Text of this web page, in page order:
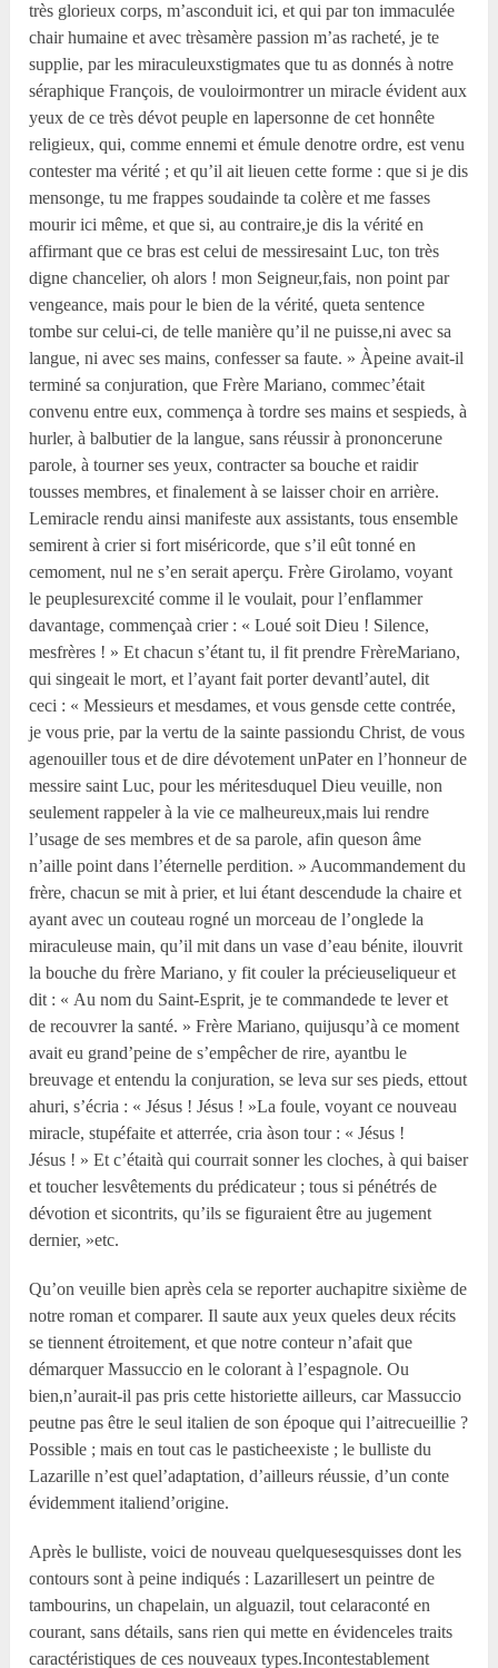
très glorieux corps, m’asconduit ici, et qui par ton immaculée
chair humaine et avec trèsamère passion m’as racheté, je te
supplie, par les miraculeuxstigmates que tu as donnés à notre
séraphique François, de vouloirmontrer un miracle évident aux
yeux de ce très dévot peuple en lapersonne de cet honnête
religieux, qui, comme ennemi et émule denotre ordre, est venu
contester ma vérité ; et qu’il ait lieuen cette forme : que si je dis
mensonge, tu me frappes soudainde ta colère et me fasses
mourir ici même, et que si, au contraire,je dis la vérité en
affirmant que ce bras est celui de messiresaint Luc, ton très
digne chancelier, oh alors ! mon Seigneur,fais, non point par
vengeance, mais pour le bien de la vérité, queta sentence
tombe sur celui-ci, de telle manière qu’il ne puisse,ni avec sa
langue, ni avec ses mains, confesser sa faute. » Àpeine avait-il
terminé sa conjuration, que Frère Mariano, commec’était
convenu entre eux, commença à tordre ses mains et sespieds, à
hurler, à balbutier de la langue, sans réussir à prononcerune
parole, à tourner ses yeux, contracter sa bouche et raidir
tousses membres, et finalement à se laisser choir en arrière.
Lemiracle rendu ainsi manifeste aux assistants, tous ensemble
semirent à crier si fort miséricorde, que s’il eût tonné en
cemoment, nul ne s’en serait aperçu. Frère Girolamo, voyant
le peuplesurexcité comme il le voulait, pour l’enflammer
davantage, commençaà crier : « Loué soit Dieu ! Silence,
mesfrères ! » Et chacun s’étant tu, il fit prendre FrèreMariano,
qui singeait le mort, et l’ayant fait porter devantl’autel, dit
ceci : « Messieurs et mesdames, et vous gensde cette contrée,
je vous prie, par la vertu de la sainte passiondu Christ, de vous
agenouiller tous et de dire dévotement unPater en l’honneur de
messire saint Luc, pour les méritesduquel Dieu veuille, non
seulement rappeler à la vie ce malheureux,mais lui rendre
l’usage de ses membres et de sa parole, afin queson âme
n’aille point dans l’éternelle perdition. » Aucommandement du
frère, chacun se mit à prier, et lui étant descendude la chaire et
ayant avec un couteau rogné un morceau de l’onglede la
miraculeuse main, qu’il mit dans un vase d’eau bénite, ilouvrit
la bouche du frère Mariano, y fit couler la précieuseliqueur et
dit : « Au nom du Saint-Esprit, je te commandede te lever et
de recouvrer la santé. » Frère Mariano, quijusqu’à ce moment
avait eu grand’peine de s’empêcher de rire, ayantbu le
breuvage et entendu la conjuration, se leva sur ses pieds, ettout
ahuri, s’écria : « Jésus ! Jésus ! »La foule, voyant ce nouveau
miracle, stupéfaite et atterrée, cria àson tour : « Jésus !
Jésus ! » Et c’étaità qui courrait sonner les cloches, à qui baiser
et toucher lesvêtements du prédicateur ; tous si pénétrés de
dévotion et sicontrits, qu’ils se figuraient être au jugement
dernier, »etc.
Qu’on veuille bien après cela se reporter auchapitre sixième de
notre roman et comparer. Il saute aux yeux queles deux récits
se tiennent étroitement, et que notre conteur n’afait que
démarquer Massuccio en le colorant à l’espagnole. Ou
bien,n’aurait-il pas pris cette historiette ailleurs, car Massuccio
peutne pas être le seul italien de son époque qui l’aitrecueillie ?
Possible ; mais en tout cas le pasticheexiste ; le bulliste du
Lazarille n’est quel’adaptation, d’ailleurs réussie, d’un conte
évidemment italiend’origine.
Après le bulliste, voici de nouveau quelquesesquisses dont les
contours sont à peine indiqués : Lazarillesert un peintre de
tambourins, un chapelain, un alguazil, tout celaraconté en
courant, sans détails, sans rien qui mette en évidenceles traits
caractéristiques de ces nouveaux types.Incontestablement